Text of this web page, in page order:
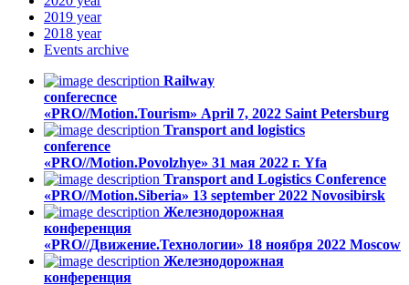
2019 year
2018 year
Events archive
Railway
conferecnce
«PRO//Motion.Tourism» April 7, 2022 Saint Petersburg
Transport and logistics
conference
«PRO//Motion.Povolzhye» 31 мая 2022 г. Yfa
Transport and Logistics Conference
«PRO//Motion.Siberia» 13 september 2022 Novosibirsk
Железнодорожная
конференция
«PRO//Движение.Технологии» 18 ноября 2022 Moscow
Железнодорожная
конференция